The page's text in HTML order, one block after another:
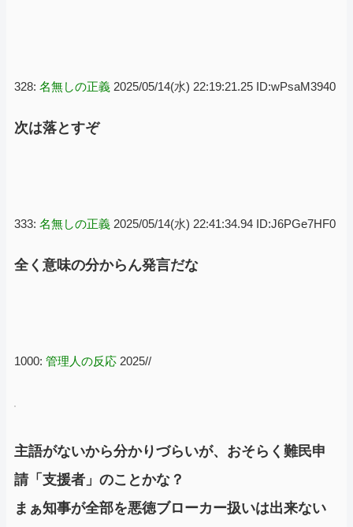
328: 名無しの正義 2025/05/14(水) 22:19:21.25 ID:wPsaM3940
次は落とすぞ
333: 名無しの正義 2025/05/14(水) 22:41:34.94 ID:J6PGe7HF0
全く意味の分からん発言だな
1000: 管理人の反応 2025//
主語がないから分かりづらいが、おそらく難民申
請「支援者」のことかな？
まぁ知事が全部を悪徳ブローカー扱いは出来ない